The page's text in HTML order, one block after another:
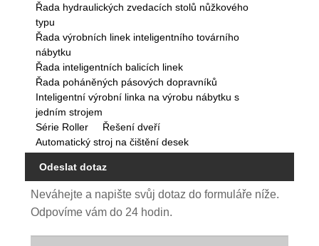
Řada hydraulických zvedacích stolů nůžkového
typu
Řada výrobních linek inteligentního továrního
nábytku
Řada inteligentních balicích linek
Řada poháněných pásových dopravníků
Inteligentní výrobní linka na výrobu nábytku s
jedním strojem
Série Roller
Řešení dveří
Automatický stroj na čištění desek
Odeslat dotaz
Neváhejte a napište svůj dotaz do formuláře níže.
Odpovíme vám do 24 hodin.